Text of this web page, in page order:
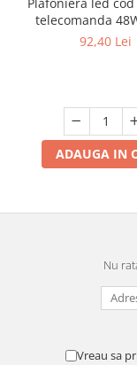
Plafoniera led cod
telecomanda
dimabila 392,40 Lei
ADAUGA IN
Nu
Vreau sa